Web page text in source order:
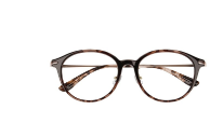
スクエア